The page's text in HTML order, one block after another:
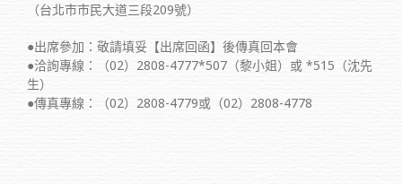
（台北市市民大道三段209號）
●出席參加：敬請填妥【出席回函】後傳真回本會
●洽詢專線：（02）2808-4777*507（黎小姐）或 *515（沈先
生）
●傳真專線：（02）2808-4779或（02）2808-4778